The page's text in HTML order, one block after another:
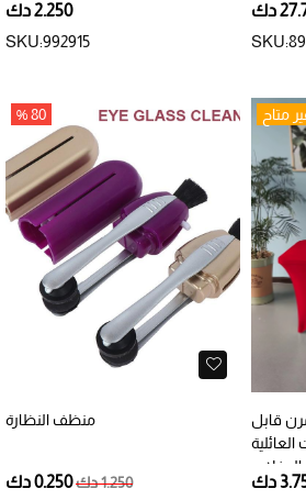
دك
2.250 دك
SKU:992915
متاح
قابل
والحفلات
دك
80 %
منظف النظارة
1.250 دك
0.250 دك